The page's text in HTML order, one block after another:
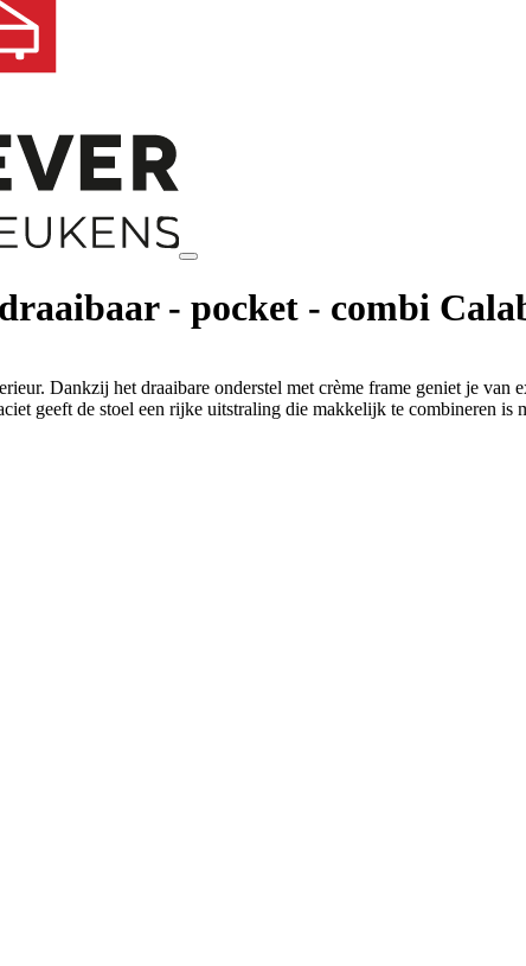
- pocket - combi
Dankzij het draaibare onderstel met crème frame geniet je
geeft de stoel een rijke uitstraling die makkelijk te combineren